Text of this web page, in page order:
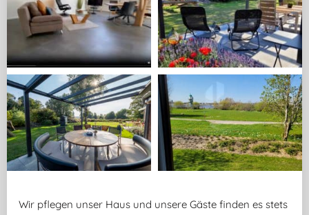
Wir pflegen unser Haus und unsere Gäste finden es stets